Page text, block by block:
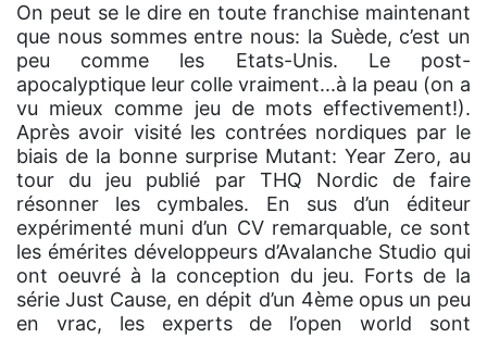
On peut se le dire en toute franchise maintenant
que nous sommes entre nous: la Suède, c’est un
peu comme les Etats-Unis. Le post-
apocalyptique leur colle vraiment...à la peau (on a
vu mieux comme jeu de mots effectivement!).
Après avoir visité les contrées nordiques par le
biais de la bonne surprise Mutant: Year Zero, au
tour du jeu publié par THQ Nordic de faire
résonner les cymbales. En sus d’un éditeur
expérimenté muni d’un CV remarquable, ce sont
les émérites développeurs d’Avalanche Studio qui
ont oeuvré à la conception du jeu. Forts de la
série Just Cause, en dépit d’un 4ème opus un peu
en vrac, les experts de l’open world sont